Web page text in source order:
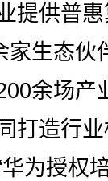
提供普
家生态伙
余场产
打造行
为授权